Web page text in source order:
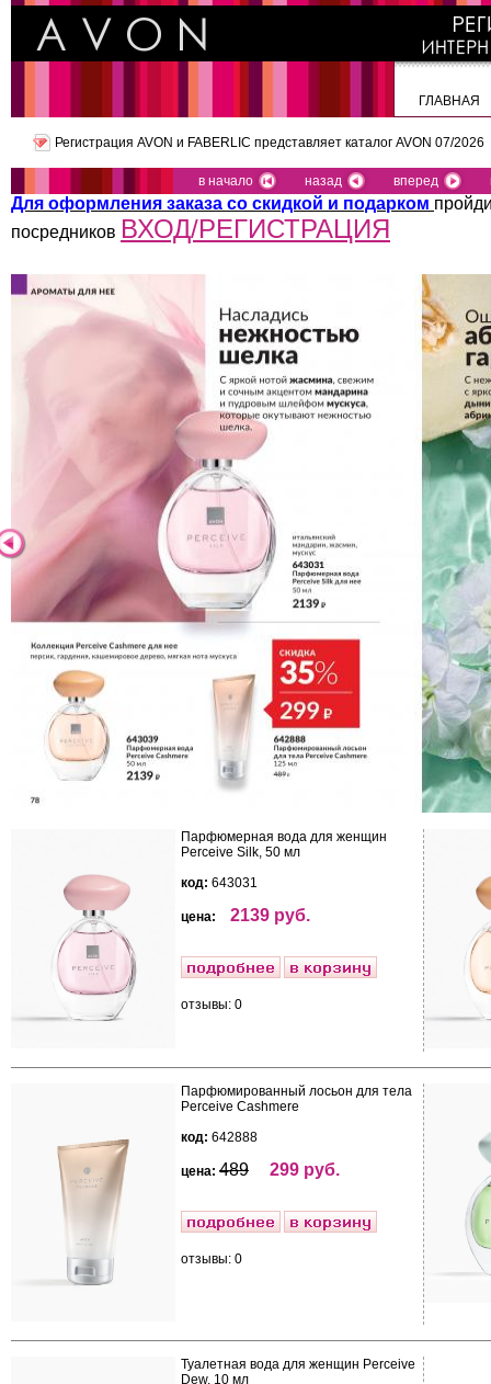
ГЛАВНАЯ
Регистрация AVON и FABERLIC представляет каталог AVON 07/2026
в начало назад вперед
Для оформления заказа со скидкой и подарком
посредников ВХОД/РЕГИСТРАЦИЯ
Парфюмерная вода для женщин
Perceive Silk, 50 мл
код: 643031
цена: 2139 руб.
отзывы: 0
Парфюмированный лосьон для тела
Perceive Cashmere
код: 642888
цена: 489 299 руб.
отзывы: 0
Туалетная вода для женщин Perceive
Dew, 10 мл